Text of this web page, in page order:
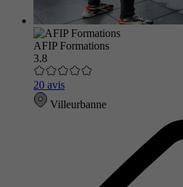
AFIP Formations
3.8
20 avis
Villeurbanne